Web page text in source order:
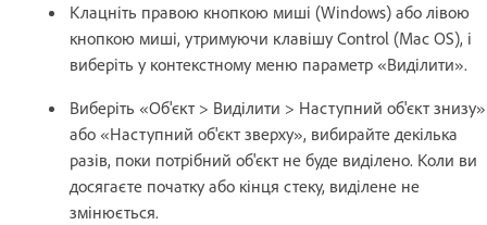
Клацніть правою кнопкою миші (Windows) або лівою
кнопкою миші, утримуючи клавішу Control (Mac OS), і
виберіть у контекстному меню параметр «Виділити».
Виберіть «Об'єкт > Виділити > Наступний об'єкт знизу»
або «Наступний об'єкт зверху», вибирайте декілька
разів, поки потрібний об'єкт не буде виділено. Коли ви
досягаєте початку або кінця стеку, виділене не
змінюється.